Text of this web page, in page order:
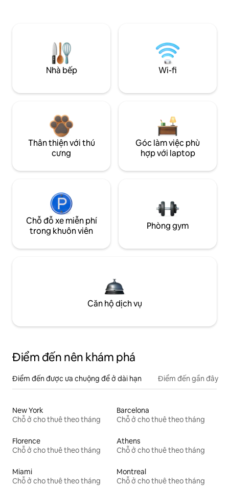
Nhà bếp Wi-fi
Thân thiện với thú
cưng
Góc làm việc phù
hợp với laptop
Chỗ đỗ xe miễn phí
trong khuôn viên
Phòng gym
Căn hộ dịch vụ
Điểm đến nên khám phá
Điểm đến được ưa chuộng để ở dài hạn Điểm đến gần đây
New York
Chỗ ở cho thuê theo tháng
Barcelona
Chỗ ở cho thuê theo tháng
Florence
Chỗ ở cho thuê theo tháng
Athens
Chỗ ở cho thuê theo tháng
Miami
Chỗ ở cho thuê theo tháng
Montreal
Chỗ ở cho thuê theo tháng